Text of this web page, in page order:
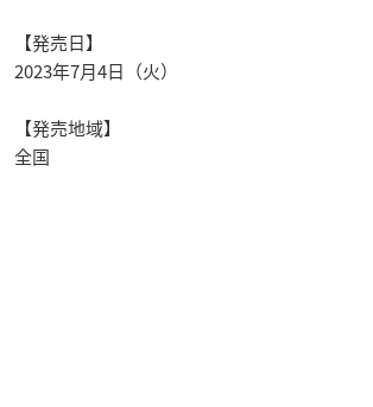
【発売日】
2023年7月4日（火）
【発売地域】
全国